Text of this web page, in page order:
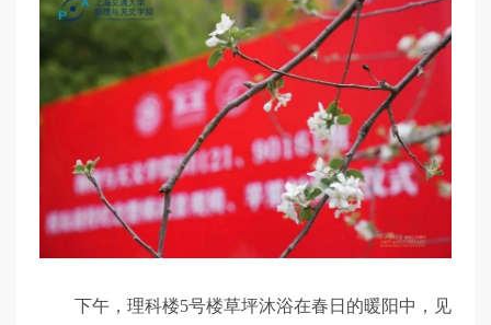
下午，理科楼5号楼草坪沐浴在春日的暖阳中，见